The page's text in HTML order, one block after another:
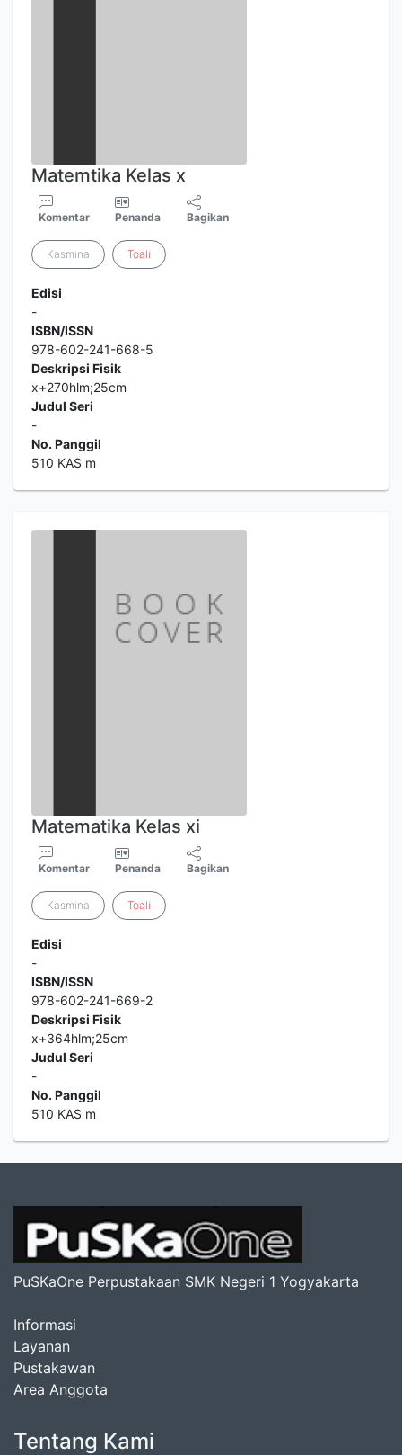
Matemtika Kelas x
Komentar Penanda Bagikan
Kasmina Toali
Edisi
-
ISBN/ISSN
978-602-241-668-5
Deskripsi Fisik
x+270hlm;25cm
Judul Seri
-
No. Panggil
510 KAS m
Matematika Kelas xi
Komentar Penanda Bagikan
Kasmina Toali
Edisi
-
ISBN/ISSN
978-602-241-669-2
Deskripsi Fisik
x+364hlm;25cm
Judul Seri
-
No. Panggil
510 KAS m
PuSKaOne Perpustakaan SMK Negeri 1 Yogyakarta
Informasi
Layanan
Pustakawan
Area Anggota
Tentang Kami